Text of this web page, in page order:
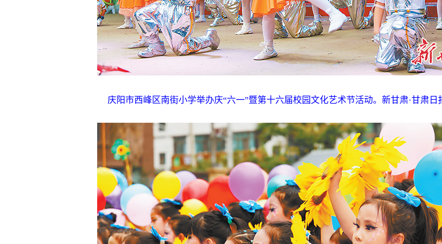
庆阳市西峰区南街小学举办庆“六一”暨第十六届校园文化艺术节活动。新甘肃·甘肃日